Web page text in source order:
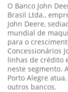
O Banco John
Brasil Ltda.,
John Deere,
mundial de
para o
Concessionários
linhas de crédito
neste segmento.
Porto Alegre
outros bancos.